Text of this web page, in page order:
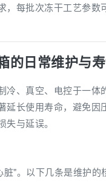
，每批次冻干工艺参数
的日常维护与
冷、真空、电控于一体
延长使用寿命，避免因
与延误。
"。以下几条是维护的